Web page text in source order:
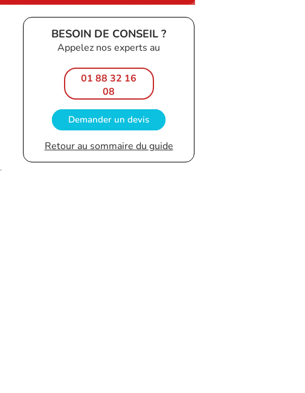
BESOIN DE CONSEIL ?
Appelez nos experts au
01 88 32 16
08
Demander un devis
Retour au sommaire du guide